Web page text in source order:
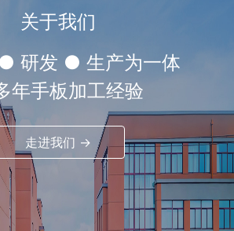
关于我们
研发 ● 生产为一体
年手板加工经验
走进我们 →